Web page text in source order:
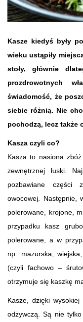
Kasze kiedyś były
wieku ustąpiły
stoły, głównie
prozdrowotnych
świadomość, że
siebie różnią. Nie
pochodzą, lecz także
Kasza czyli co?
Kasza to nasiona
zewnętrznej łuski.
pozbawiane części
owocowej. Następnie,
polerowane, krojone,
przypadku kasz
polerowane, a w
np. mazurska,
(czyli fachowo –
otrzymuje się kaszkę
Kasze, dzięki
odżywczą. Są nie tylko